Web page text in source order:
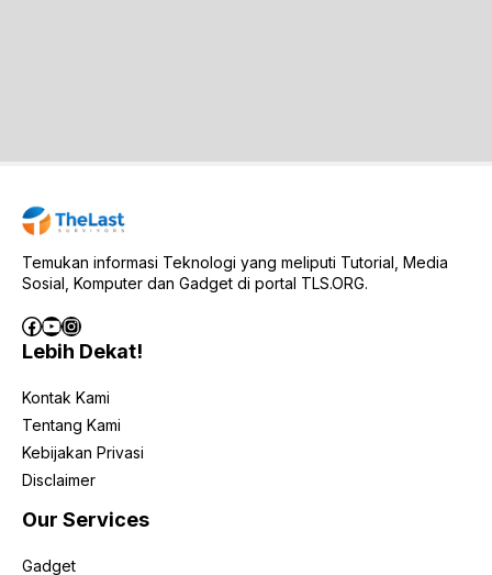
Temukan informasi Teknologi yang meliputi Tutorial, Media
Sosial, Komputer dan Gadget di portal TLS.ORG.
Facebook
YouTube
Instagram
Lebih Dekat!
Kontak Kami
Tentang Kami
Kebijakan Privasi
Disclaimer
Our Services
Gadget